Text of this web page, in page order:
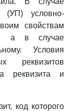
(УП) условно-
свойствам
а в случае
Условия
реквизитов
реквизита и
код которого